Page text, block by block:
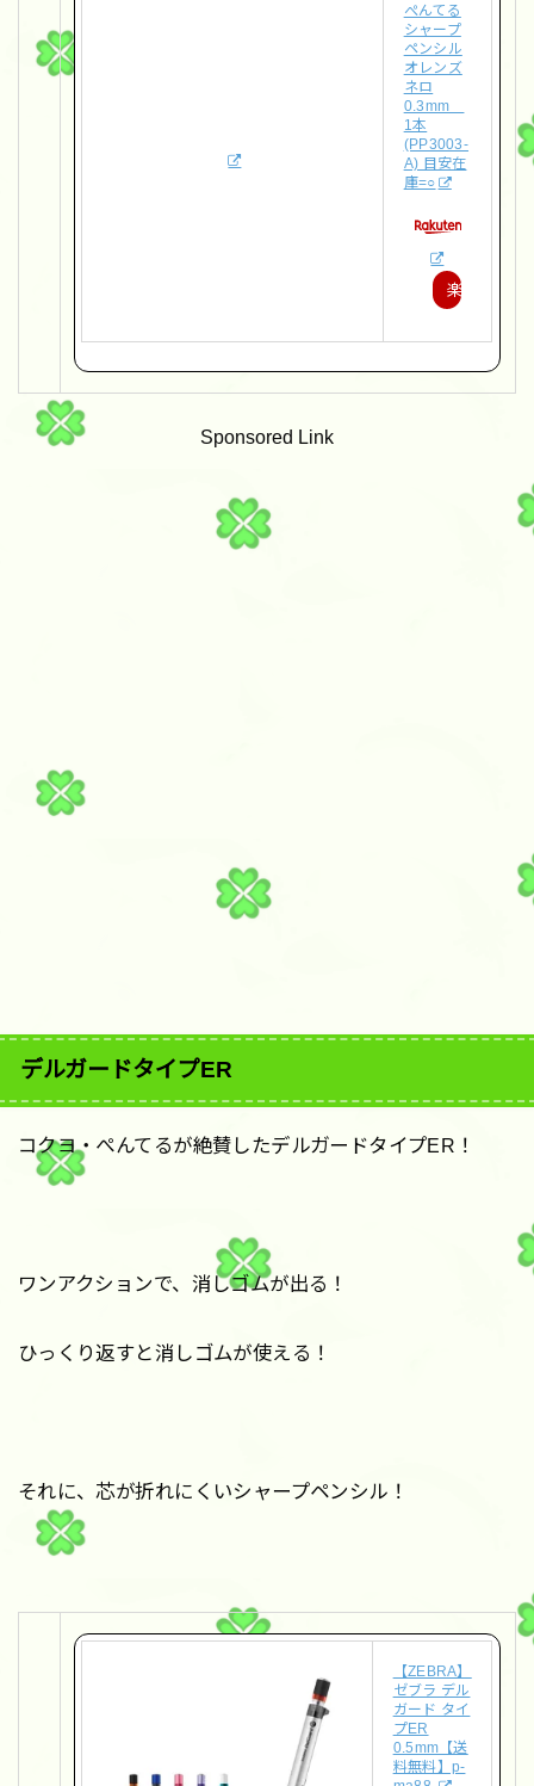
ぺんてる
シャープ
ペンシル
オレンズ
ネロ
0.3mm
1本
(PP3003-
A) 目安在
庫=○
楽
Sponsored Link
デルガードタイプER
コクヨ・ぺんてるが絶賛したデルガードタイプER！
ワンアクションで、消しゴムが出る！
ひっくり返すと消しゴムが使える！
それに、芯が折れにくいシャープペンシル！
【ZEBRA】
ゼブラ デル
ガード タイ
プER
0.5mm【送
料無料】p-